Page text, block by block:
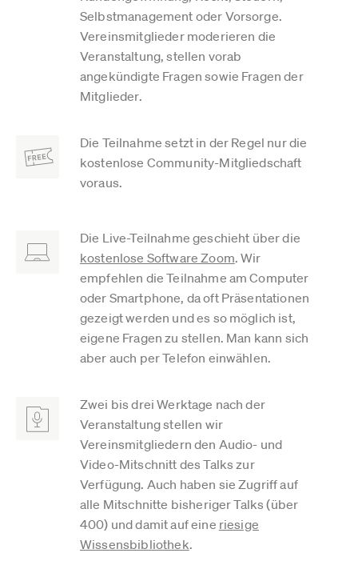
Selbstmanagement oder Vorsorge.
Vereinsmitglieder moderieren die
Veranstaltung, stellen vorab
angekündigte Fragen sowie Fragen der
Mitglieder.
Die Teilnahme setzt in der Regel nur die
kostenlose Community-Mitgliedschaft
voraus.
Die Live-Teilnahme geschieht über die
kostenlose Software Zoom. Wir
empfehlen die Teilnahme am Computer
oder Smartphone, da oft Präsentationen
gezeigt werden und es so möglich ist,
eigene Fragen zu stellen. Man kann sich
aber auch per Telefon einwählen.
Zwei bis drei Werktage nach der
Veranstaltung stellen wir
Vereinsmitgliedern den Audio- und
Video-Mitschnitt des Talks zur
Verfügung. Auch haben sie Zugriff auf
alle Mitschnitte bisheriger Talks (über
400) und damit auf eine riesige
Wissensbibliothek.